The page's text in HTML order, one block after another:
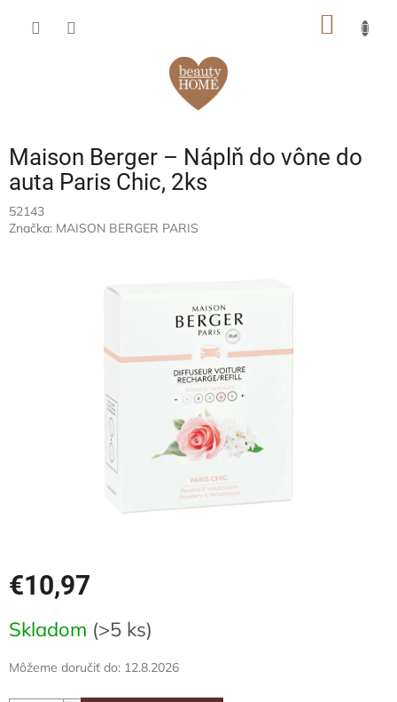
Maison Berger – Náplň do vône do
auta Paris Chic, 2ks
52143
Značka: MAISON BERGER PARIS
€10,97
cena:
Skladom (>5 ks)
Môžeme doručiť do: 12.8.2026